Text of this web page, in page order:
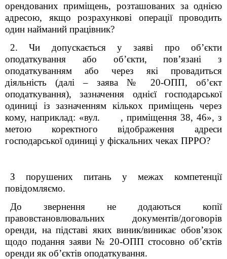
орендованих приміщень, розташованих за однією
адресою, якщо розрахункові операції проводить
один найманий працівник?
2. Чи допускається у заяві про об’єкти
оподаткування або об’єкти, пов’язані з
оподаткуванням або через які провадиться
діяльність (далі – заява № 20-ОПП, об’єкт
оподаткування), зазначення однієї господарської
одиниці із зазначенням кількох приміщень через
кому, наприклад: «вул. , приміщення 38, 46», з
метою коректного відображення адреси
господарської одиниці у фіскальних чеках ПРРО?
З порушених питань у межах компетенції
повідомляємо.
До звернення не додаються копії
правовстановлювальних документів/договорів
оренди, на підставі яких виник/виникає обов’язок
щодо подання заяви № 20-ОПП стосовно об’єктів
оренди як об’єктів оподаткування.